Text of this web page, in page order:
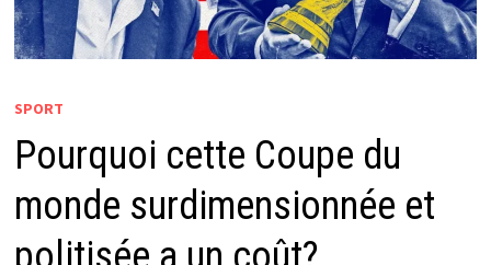
SPORT
Pourquoi cette Coupe du
monde surdimensionnée et